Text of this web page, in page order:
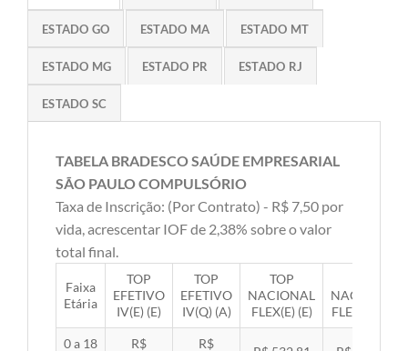
ESTADO GO ESTADO MA ESTADO MT
ESTADO MG ESTADO PR ESTADO RJ
ESTADO SC
TABELA BRADESCO SAÚDE EMPRESARIAL
SÃO PAULO COMPULSÓRIO
Taxa de Inscrição: (Por Contrato) - R$ 7,50 por
vida, acrescentar IOF de 2,38% sobre o valor
total final.
Faixa
Etária
TOP
EFETIVO
IV(E) (E)
TOP
EFETIVO
IV(Q) (A)
TOP
NACIONAL
FLEX(E) (E)
NACIONAL
FLEX(Q) (A)
0 a 18 R$ R$